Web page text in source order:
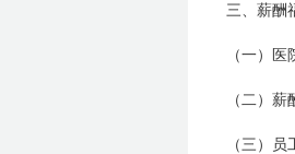
三、薪酬
（一）
（二）
（三）